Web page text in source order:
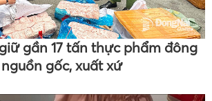
gần 17 tấn thực phẩm đông
gốc, xuất xứ